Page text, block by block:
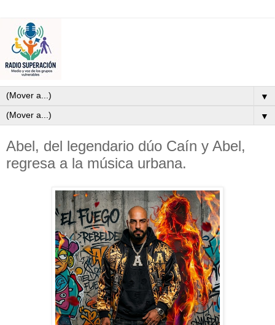
▼
▼
Abel, del legendario dúo Caín y Abel,
regresa a la música urbana.